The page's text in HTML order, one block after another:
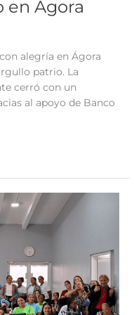
en Ágora
alegría en Ágora
patrio. La
cerró con un
al apoyo de Banco